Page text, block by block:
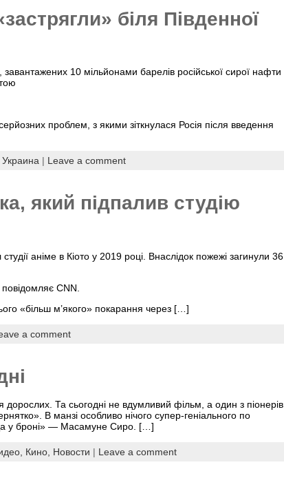
біля Південної
завантажених 10 мільйонами барелів російської сирої нафти
проблем, з якими зіткнулася Росія після введення
Украина | Leave a comment
який підпалив студію
аніме в Кіото у 2019 році. Внаслідок пожежі загинули 36
CNN.
«більш м’якого» покарання через […]
a comment
Та сьогодні не вдумливий фільм, а один з піонерів
В манзі особливо нічого супер-геніального по
у броні» — Масамуне Сиро. […]
Кино, Новости | Leave a comment